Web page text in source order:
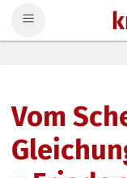
Vom